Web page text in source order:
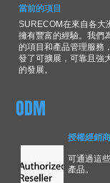
當前的項目
SURECOM在來自各大
擁有豐富的經驗。我們
的項目和產品管理服務
發了可擴展，可靠且強
的發展。
ODM
授權經銷商
可通過這
產品。